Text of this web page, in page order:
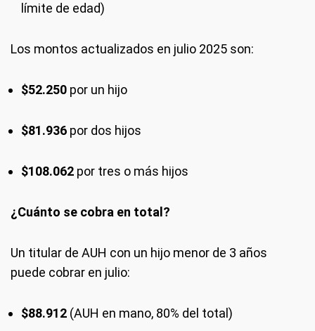
límite de edad)
Los montos actualizados en julio 2025 son:
$52.250 por un hijo
$81.936 por dos hijos
$108.062 por tres o más hijos
¿Cuánto se cobra en total?
Un titular de AUH con un hijo menor de 3 años
puede cobrar en julio:
$88.912 (AUH en mano, 80% del total)